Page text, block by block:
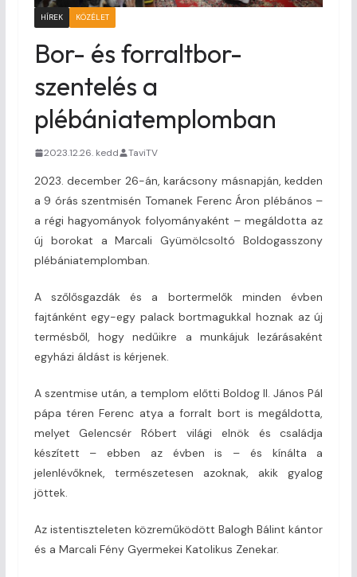
HÍREK KÖZÉLET
Bor- és forraltbor-
szentelés a
plébániatemplomban
2023.12.26. kedd TaviTV
2023. december 26-án, karácsony másnapján, kedden
a 9 órás szentmisén Tomanek Ferenc Áron plébános –
a régi hagyományok folyományaként – megáldotta az
új borokat a Marcali Gyümölcsoltó Boldogasszony
plébániatemplomban.
A szőlősgazdák és a bortermelők minden évben
fajtánként egy-egy palack bortmagukkal hoznak az új
termésből, hogy nedűikre a munkájuk lezárásaként
egyházi áldást is kérjenek.
A szentmise után, a templom előtti Boldog II. János Pál
pápa téren Ferenc atya a forralt bort is megáldotta,
melyet Gelencsér Róbert világi elnök és családja
készített – ebben az évben is – és kínálta a
jelenlévőknek, természetesen azoknak, akik gyalog
jöttek.
Az istentiszteleten közreműködött Balogh Bálint kántor
és a Marcali Fény Gyermekei Katolikus Zenekar.